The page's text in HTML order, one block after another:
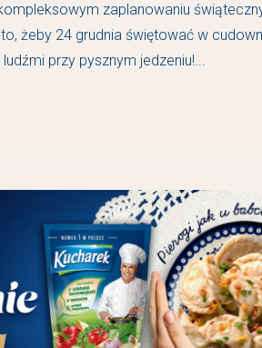
zaplanowaniu
żeby 24 grudnia świętować w
przy pysznym jedzeniu!...